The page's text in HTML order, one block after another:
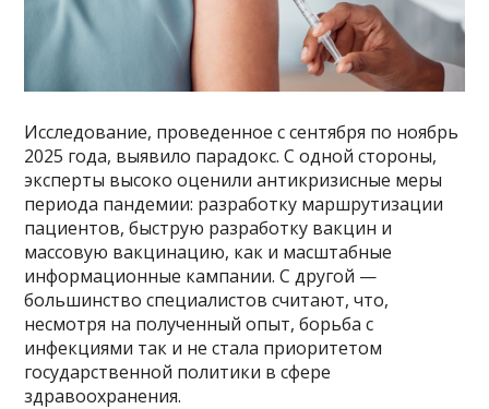
Исследование, проведенное с сентября по ноябрь
2025 года, выявило парадокс. С одной стороны,
эксперты высоко оценили антикризисные меры
периода пандемии: разработку маршрутизации
пациентов, быструю разработку вакцин и
массовую вакцинацию, как и масштабные
информационные кампании. С другой —
большинство специалистов считают, что,
несмотря на полученный опыт, борьба с
инфекциями так и не стала приоритетом
государственной политики в сфере
здравоохранения.